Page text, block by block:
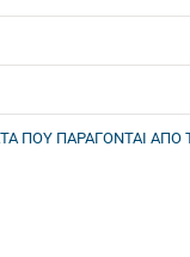
ΠΟΥ ΠΑΡΑΓΟΝΤΑΙ ΑΠΟ